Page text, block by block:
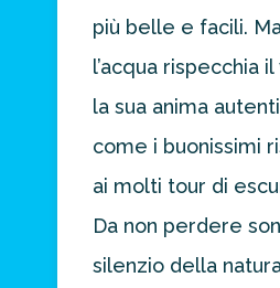
prossima
di viaggio.
PREVENTIVO
più belle e facili.
l’acqua
la sua anima
come i buonissimi
ai molti tour di
Da non perdere
silenzio della